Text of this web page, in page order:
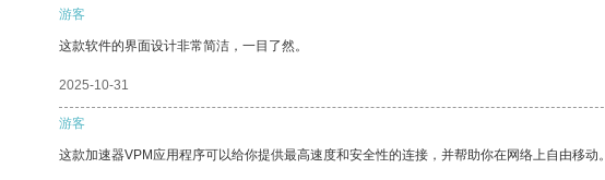
游客
这款软件的界面设计非常简洁，一目了然。
2025-10-31
游客
这款加速器VPM应用程序可以给你提供最高速度和安全性的连接，并帮助你在网络上自由移动。